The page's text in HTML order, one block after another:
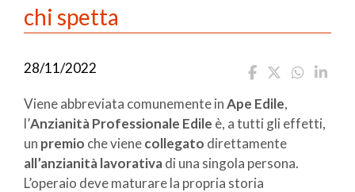
chi spetta
28/11/2022
Viene abbreviata comunemente inApe Edile,
l’Anzianità Professionale Edile è, a tutti gli effetti,
un premio che vienecollegato direttamente
all’anzianità lavorativadi una singola persona.
L’operaio deve maturare la propria storia